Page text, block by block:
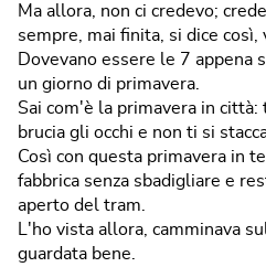
Ma allora, non ci credevo;
sempre, mai finita, si dice così,
Dovevano essere le 7 appena
un giorno di primavera.
Sai com'è la primavera in città:
brucia gli occhi e non ti si
Così con questa primavera in
fabbrica senza sbadigliare e
aperto del tram.
L'ho vista allora, camminava
guardata bene.